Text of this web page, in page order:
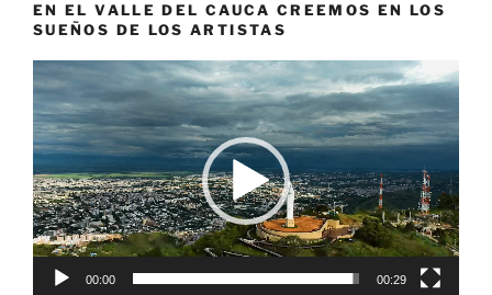
EN EL VALLE DEL CAUCA CREEMOS EN LOS
SUEÑOS DE LOS ARTISTAS
Reproductor
de
vídeo
00:00 00:29